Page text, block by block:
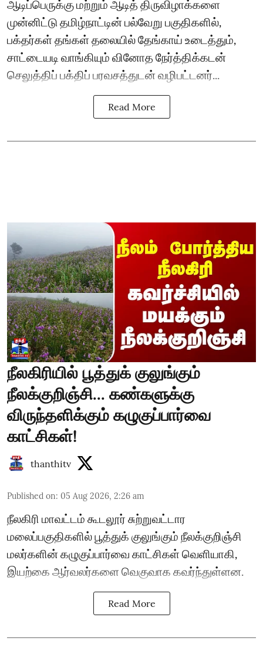
ஆடிப்பெருக்கு மற்றும் ஆடித் திருவிழாக்களை
முன்னிட்டு தமிழ்நாட்டின் பல்வேறு பகுதிகளில்,
பக்தர்கள் தங்கள் தலையில் தேங்காய் உடைத்தும்,
சாட்டையடி வாங்கியும் வினோத நேர்த்திக்கடன்
செலுத்திப் பக்திப் பரவசத்துடன் வழிபட்டனர்...
Read More
நீலகிரியில் பூத்துக் குலுங்கும்
நீலக்குறிஞ்சி... கண்களுக்கு
விருந்தளிக்கும் கழுகுப்பார்வை
காட்சிகள்!
thanthitv
Published on: 05 Aug 2026, 2:26 am
நீலகிரி மாவட்டம் கூடலூர் சுற்றுவட்டார
மலைப்பகுதிகளில் பூத்துக் குலுங்கும் நீலக்குறிஞ்சி
மலர்களின் கழுகுப்பார்வை காட்சிகள் வெளியாகி,
இயற்கை ஆர்வலர்களை வெகுவாக கவர்ந்துள்ளன.
Read More